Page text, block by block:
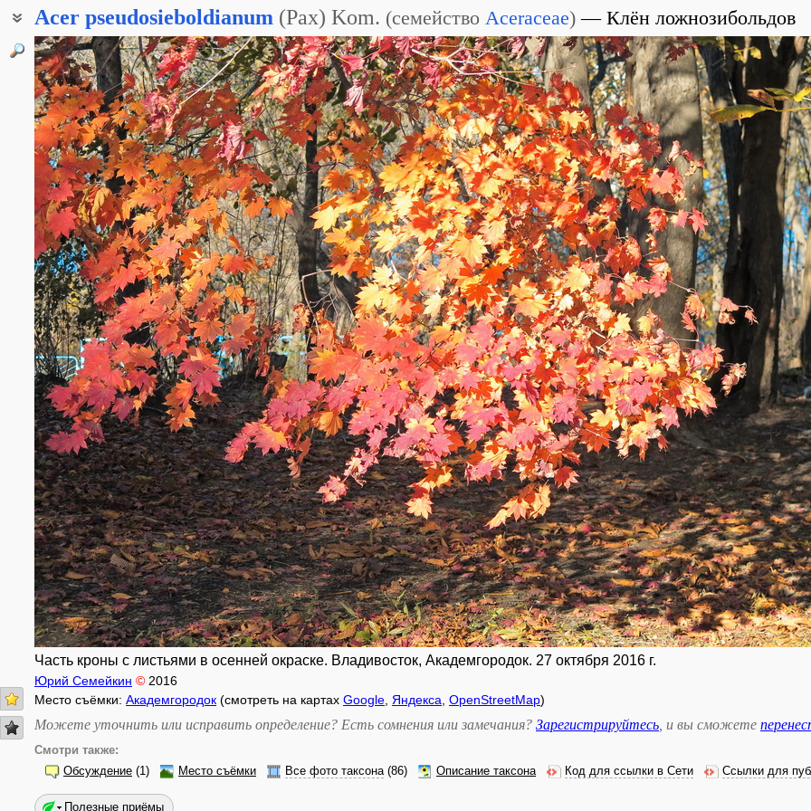
Acer pseudosieboldianum (Pax) Kom. (семейство Aceraceae) Клён ложнозибольдов
Часть кроны с листьями в осенней окраске. Владивосток, Академгородок. 27 октября 2016 г.
Юрий Семейкин © 2016
Место съёмки: Академгородок (смотреть на картах Google Яндекса OpenStreetMap)
Можете уточнить или исправить определение? Есть сомнения или замечания? Зарегистрируйтесь , и вы сможете
Смотри также:
Обсуждение (1) Место съёмки Все фото таксона(86) Описание таксона Код для ссылки в Сети Ссылки для
Полезные приёмы